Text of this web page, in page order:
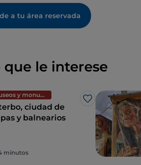
a tu área reservada
que le interese
Museos y monumentos
Me gusta
ciudad de
y balnearios
minutos